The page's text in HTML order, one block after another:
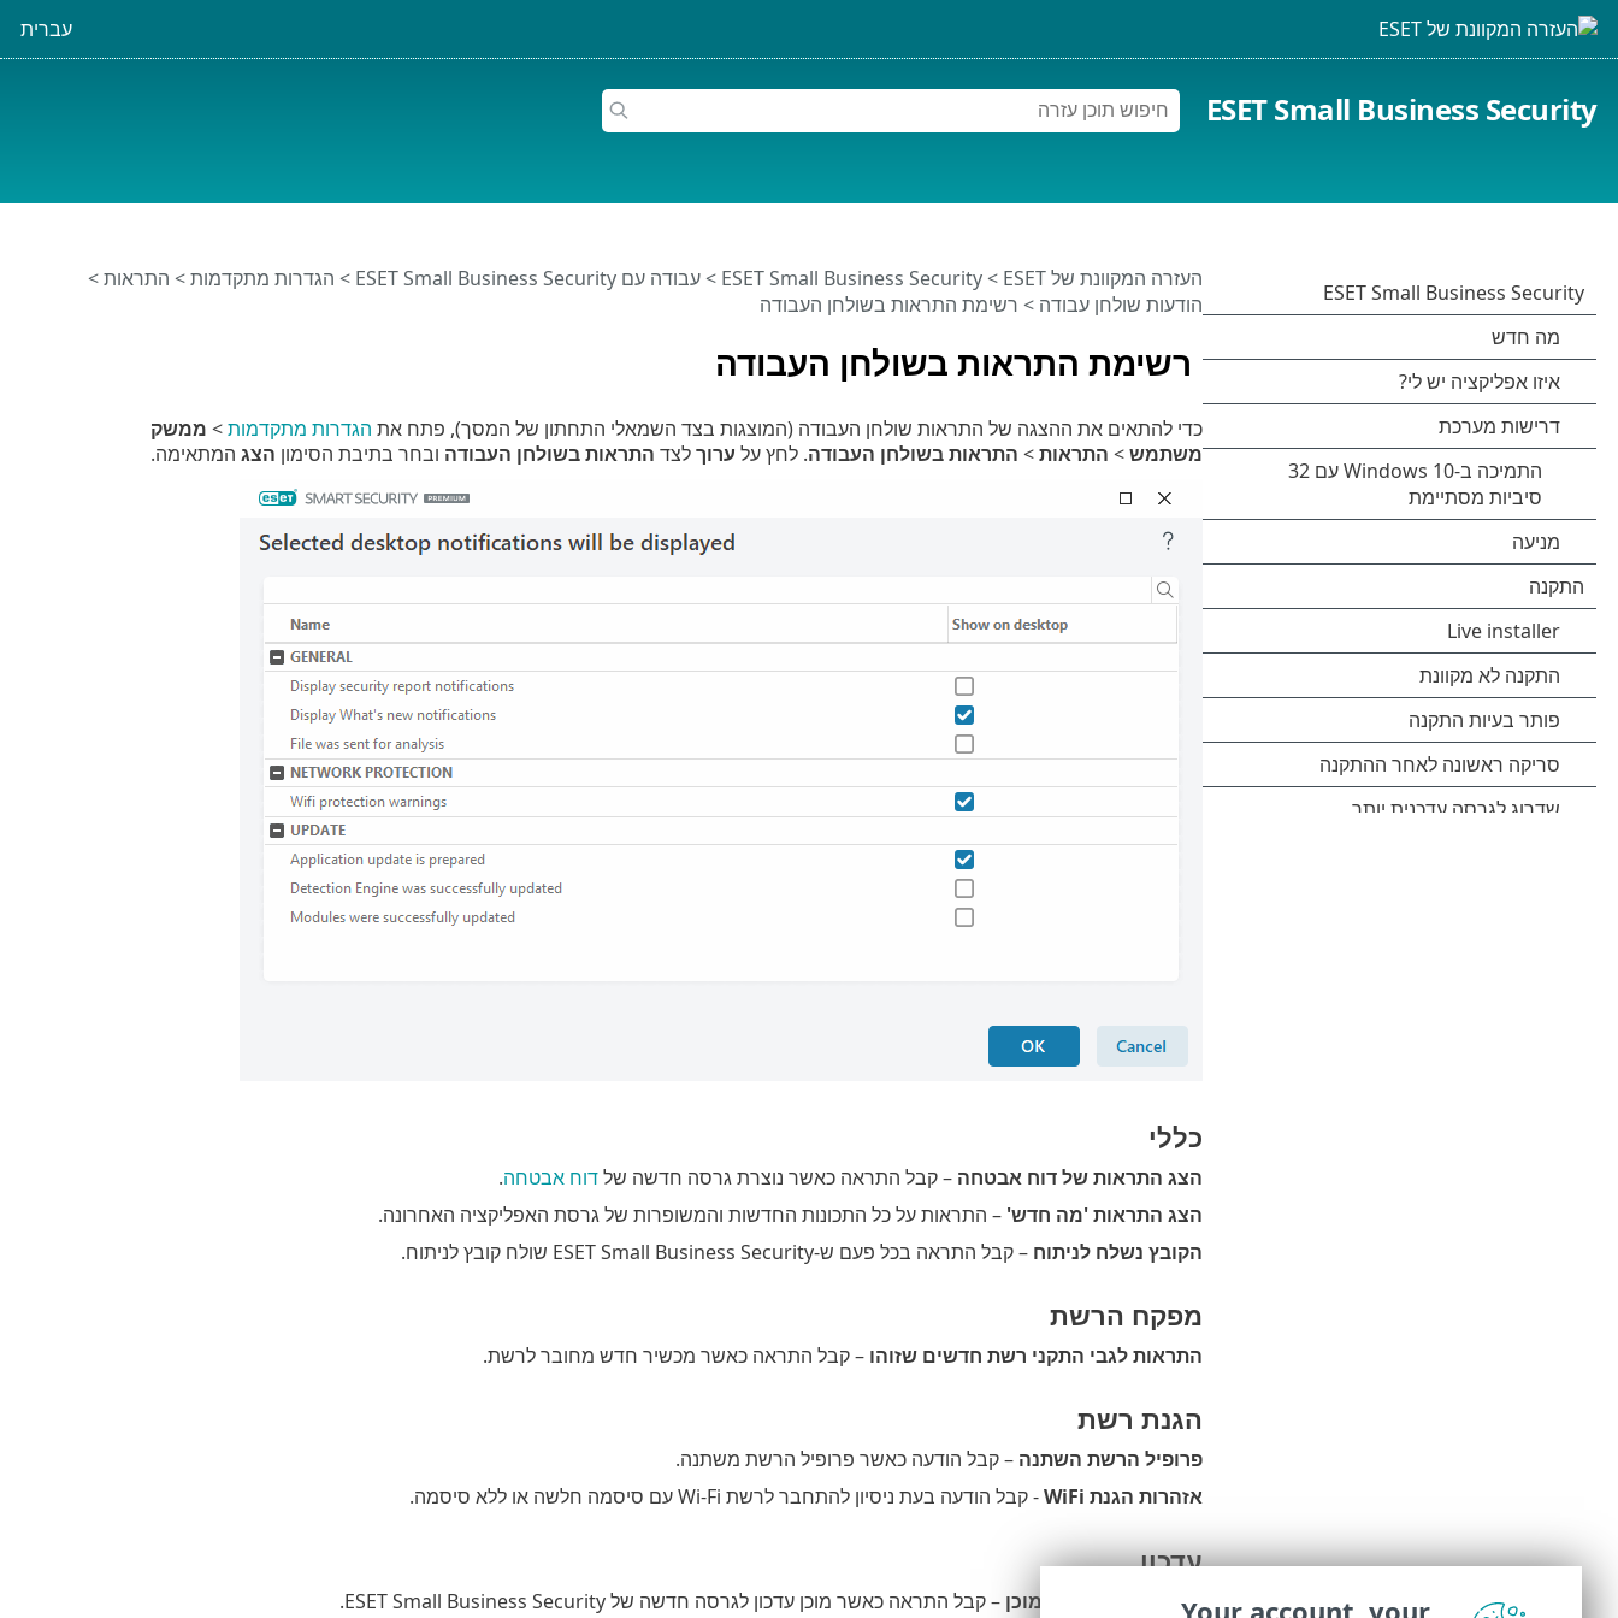
עברית
ESET Small Business Security
רשימת התראות בשולחן העבודה
העזרה המקוונת של ESET >
ESET Small Business Security
>עבודה עם ESET Small Business Security > הגדרות מתקדמות> התראות>
הודעות שולחן עבודה > רשימת התראות בשולחן העבודה
כדי להתאים את ההצגה של התראות שולחן העבודה (המוצגות בצד השמאלי התחתון של המסך), פתח את הגדרות מתקדמות> ממשק
משתמש> התראות> התראות בשולחן העבודה. לחץ על ערוךלצד התראות בשולחן העבודה ובחר בתיבת הסימון הצגהמתאימה.
כללי
הצג התראות של דוח אבטחה – קבל התראה כאשר נוצרת גרסה חדשה שלדוח אבטחה.
הצג התראות 'מה חדש' – התראות על כל התכונות החדשות והמשופרות של גרסת האפליקציה האחרונה.
הקובץ נשלח לניתוח – קבל התראה בכל פעם ש-ESET Small Business Security שולח קובץ לניתוח.
מפקח הרשת
התראות לגבי התקני רשת חדשים שזוהו – קבל התראה כאשר מכשיר חדש מחובר לרשת.
הגנת רשת
פרופיל הרשת השתנה – קבל הודעה כאשר פרופיל הרשת משתנה.
אזהרות הגנת WiFi
- קבל הודעה בעת ניסיון להתחבר לרשת Wi-Fi עם סיסמה חלשה או ללא סיסמה.
עדכון
עדכון האפליקציות מוכן – קבל התראה כאשר מוכן עדכון לגרסה חדשה של ESET Small Business Security. Your account, your